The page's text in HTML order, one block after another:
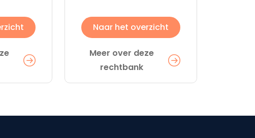
Naar het overzicht
Meer over deze
rechtbank